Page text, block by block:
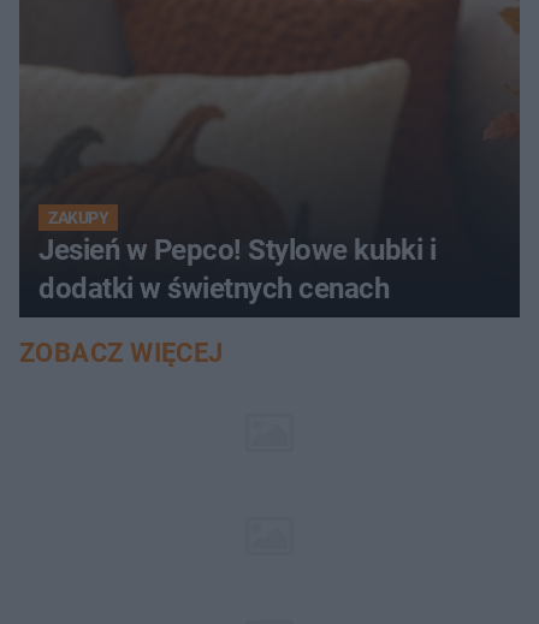
ZAKUPY
Jesień w Pepco! Stylowe kubki i
dodatki w świetnych cenach
ZOBACZ WIĘCEJ